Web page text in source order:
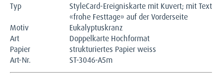
Typ
StyleCard-Ereigniskarte mit Kuvert; mit Text
«frohe Festtage» auf der Vorderseite
Motiv
Eukalyptuskranz
Art
Doppelkarte Hochformat
Papier
strukturiertes Papier weiss
Art-Nr.
ST-3046-A5m